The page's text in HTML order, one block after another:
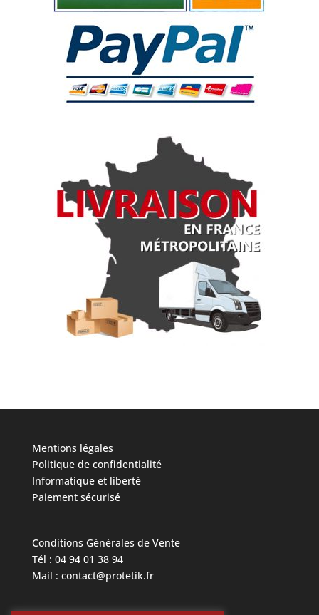
Mentions légales
Politique de confidentialité
Informatique et liberté
Paiement sécurisé
Conditions Générales de Vente
Tél : 04 94 01 38 94
Mail : contact@protetik.fr